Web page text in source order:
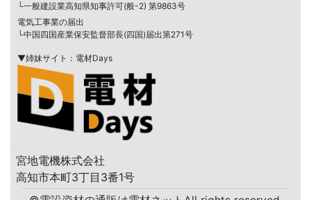
└一般建設業高知県知事許可(般-2) 第9863号
電気工事業の届出
└中国四国産業保安監督部長(四国)届出第271号
▼姉妹サイト：電材Days
宮地電機株式会社
高知市本町3丁目3番1号